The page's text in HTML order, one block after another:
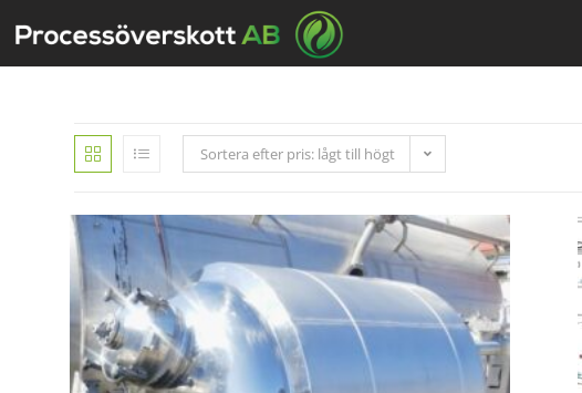
Sortera efter pris: lågt till högt